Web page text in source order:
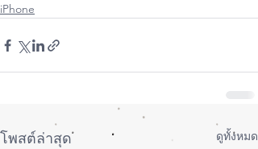
iPhone
โพสต์ล่าสุด ดูทั้งหมด